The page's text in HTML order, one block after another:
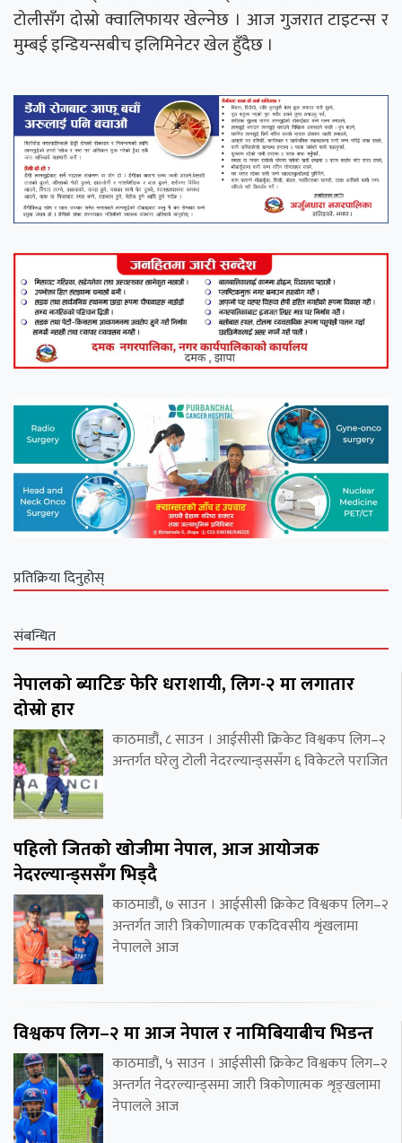
टोलीसँग दोस्रो क्वालिफायर खेल्नेछ । आज गुजरात टाइटन्स र
मुम्बई इन्डियन्सबीच इलिमिनेटर खेल हुँदैछ ।
प्रतिक्रिया दिनुहोस्
संबन्धित
नेपालको ब्याटिङ फेरि धराशायी, लिग-२ मा लगातार
दोस्रो हार
काठमाडौं, ८ साउन । आईसीसी क्रिकेट विश्वकप लिग–२
अन्तर्गत घरेलु टोली नेदरल्यान्ड्ससँग ६ विकेटले पराजित
पहिलो जितको खोजीमा नेपाल, आज आयोजक
नेदरल्यान्ड्ससँग भिड्दै
काठमाडौं, ७ साउन । आईसीसी क्रिकेट विश्वकप लिग–२
अन्तर्गत जारी त्रिकोणात्मक एकदिवसीय शृंखलामा
नेपालले आज
विश्वकप लिग–२ मा आज नेपाल र नामिबियाबीच भिडन्त
काठमाडौं, ५ साउन । आईसीसी क्रिकेट विश्वकप लिग–२
अन्तर्गत नेदरल्यान्ड्समा जारी त्रिकोणात्मक शृङ्खलामा
नेपालले आज